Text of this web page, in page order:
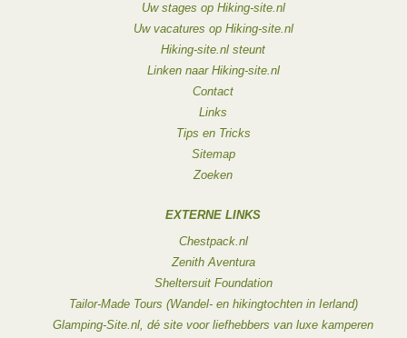
Uw stages op Hiking-site.nl
Uw vacatures op Hiking-site.nl
Hiking-site.nl steunt
Linken naar Hiking-site.nl
Contact
Links
Tips en Tricks
Sitemap
Zoeken
EXTERNE LINKS
Chestpack.nl
Zenith Aventura
Sheltersuit Foundation
Tailor-Made Tours (Wandel- en hikingtochten in Ierland)
Glamping-Site.nl, dé site voor liefhebbers van luxe kamperen